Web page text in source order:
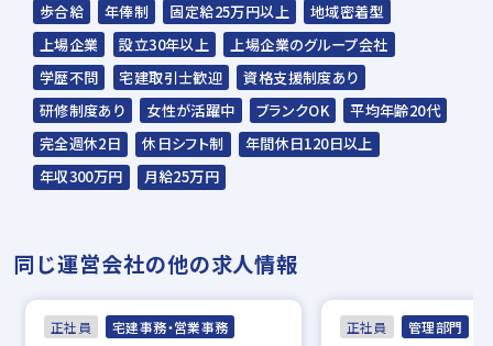
☆応募の秘密は厳守いたします。
グッドデザイン賞・キ
ッズ賞などの受賞をし
ているケイアイの住
宅。 デザインだけでな
く、品質やお値段にも
2023年 第17回 キッ
ズデザイン賞 受賞！
「小路の小町
komichi no Komachi」
2023年 第17回 キッ
ズデザイン賞 受賞！
「みんなの交差庭（こ
うさてい）」
歩合給
年俸制 固定給25万円以上
地域密着型
上場企業
設立30年以上
上場企業のグループ会社
学歴不問
宅建取引士歓迎
資格支援制度あり
研修制度あり
女性が活躍中 ブランクOK
平均年齢20代
完全週休2日
休日シフト制
年間休日120日以上
年収300万円
月給25万円
同じ運営会社の他の求人情報
正社員 宅建事務・営業事務 正社員 管理部門